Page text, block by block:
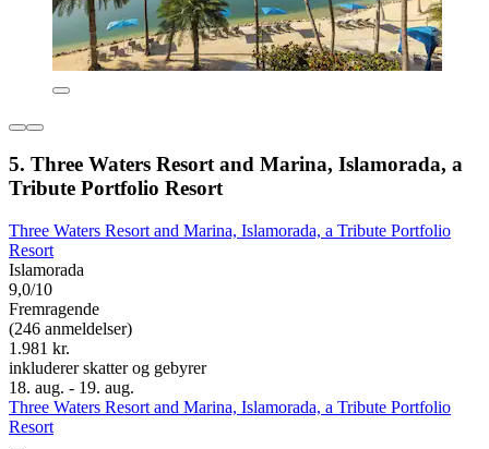
5. Three Waters Resort and Marina, Islamorada, a
Tribute Portfolio Resort
Three Waters Resort and Marina, Islamorada, a Tribute Portfolio
Resort
Islamorada
9,0/10
Fremragende
(246 anmeldelser)
1.981 kr.
inkluderer skatter og gebyrer
18. aug. - 19. aug.
Three Waters Resort and Marina, Islamorada, a Tribute Portfolio
Resort